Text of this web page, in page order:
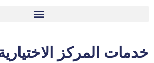
خدمات المركز